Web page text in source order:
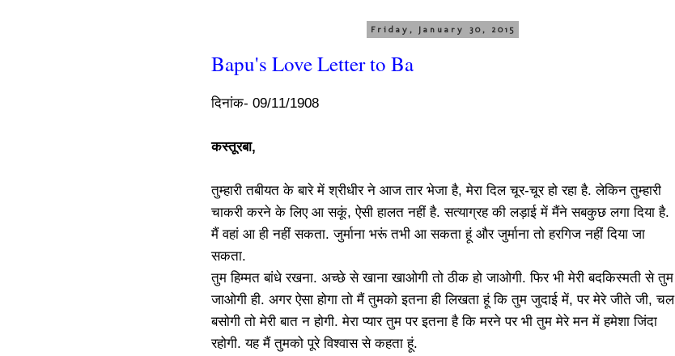
Friday, January 30, 2015
Bapu's Love Letter to Ba
दिनांक- 09/11/1908
कस्तूरबा,
तुम्हारी तबीयत के बारे में श्रीधीर ने आज तार भेजा है, मेरा दिल चूर-चूर हो रहा है. लेकिन तुम्हारी
चाकरी करने के लिए आ सकूं, ऐसी हालत नहीं है. सत्याग्रह की लड़ाई में मैंने सबकुछ लगा दिया है.
मैं वहां आ ही नहीं सकता. जुर्माना भरूं तभी आ सकता हूं और जुर्माना तो हरगिज नहीं दिया जा
सकता.
तुम हिम्मत बांधे रखना. अच्छे से खाना खाओगी तो ठीक हो जाओगी. फिर भी मेरी बदकिस्मती से तुम
जाओगी ही. अगर ऐसा होगा तो मैं तुमको इतना ही लिखता हूं कि तुम जुदाई में, पर मेरे जीते जी, चल
बसोगी तो मेरी बात न होगी. मेरा प्यार तुम पर इतना है कि मरने पर भी तुम मेरे मन में हमेशा जिंदा
रहोगी. यह मैं तुमको पूरे विश्वास से कहता हूं.